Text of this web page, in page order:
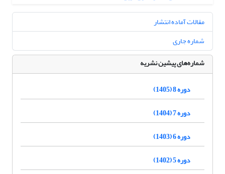
مقالات آماده انتشار
شماره جاری
شماره‌های پیشین نشریه
دوره 8 (1405)
دوره 7 (1404)
دوره 6 (1403)
دوره 5 (1402)